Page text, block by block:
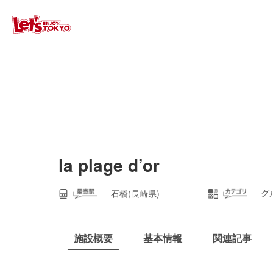
la plage d’or
石橋(長崎県) グ
施設概要 基本情報 関連記事